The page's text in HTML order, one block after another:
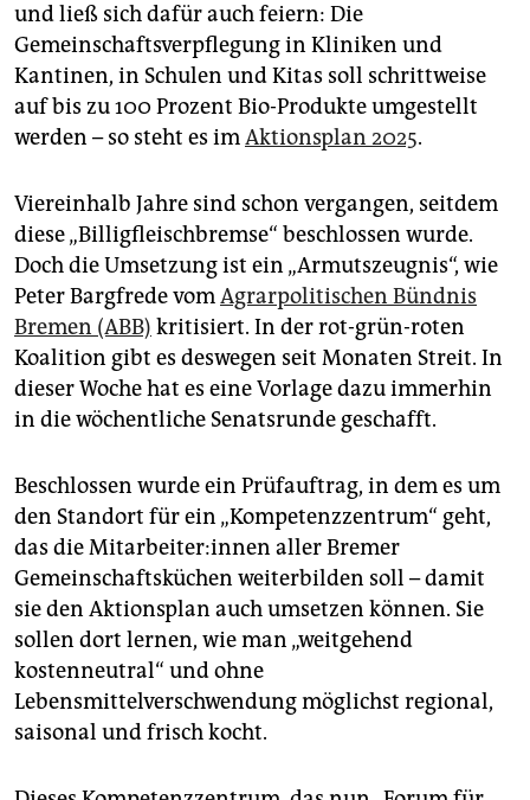
genossenschaft
epaper login
und ließ sich dafür auch feiern: Die
Gemeinschaftsverpflegung in Kliniken und
Kantinen, in Schulen und Kitas soll schrittweise
auf bis zu 100 Prozent Bio-Produkte umgestellt
werden – so steht es imAktionsplan 2025.
Viereinhalb Jahre sind schon vergangen, seitdem
diese „Billigfleischbremse“ beschlossen wurde.
Doch die Umsetzung ist ein „Armutszeugnis“, wie
Peter Bargfrede vomAgrarpolitischen Bündnis
Bremen (ABB) kritisiert. In der rot-grün-roten
Koalition gibt es deswegen seit Monaten Streit. In
dieser Woche hat es eine Vorlage dazu immerhin
in die wöchentliche Senatsrunde geschafft.
Beschlossen wurde ein Prüfauftrag, in dem es um
den Standort für ein „Kompetenzzentrum“ geht,
das die Mit­ar­bei­te­r:in­nen aller Bremer
Gemeinschaftsküchen weiterbilden soll – damit
sie den Aktionsplan auch umsetzen können. Sie
sollen dort lernen, wie man „weitgehend
kostenneutral“ und ohne
Lebensmittelverschwendung möglichst regional,
saisonal und frisch kocht.